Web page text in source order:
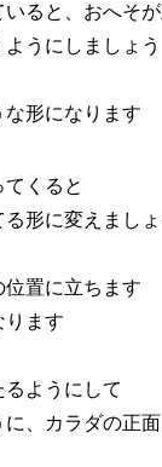
ると、おへそ
うにしましょう
形になります
くると
形に変えましょ
置に立ちます
ります
ようにして
、カラダの正